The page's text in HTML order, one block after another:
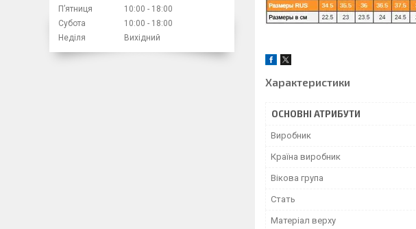
Характеристики
ОСНОВНІ АТРИБУТИ
Виробник
Країна виробник
Вікова група
Стать
Матеріал верху
Пʼятниця
10:00
18:00
Субота
10:00
18:00
Неділя
Вихідний